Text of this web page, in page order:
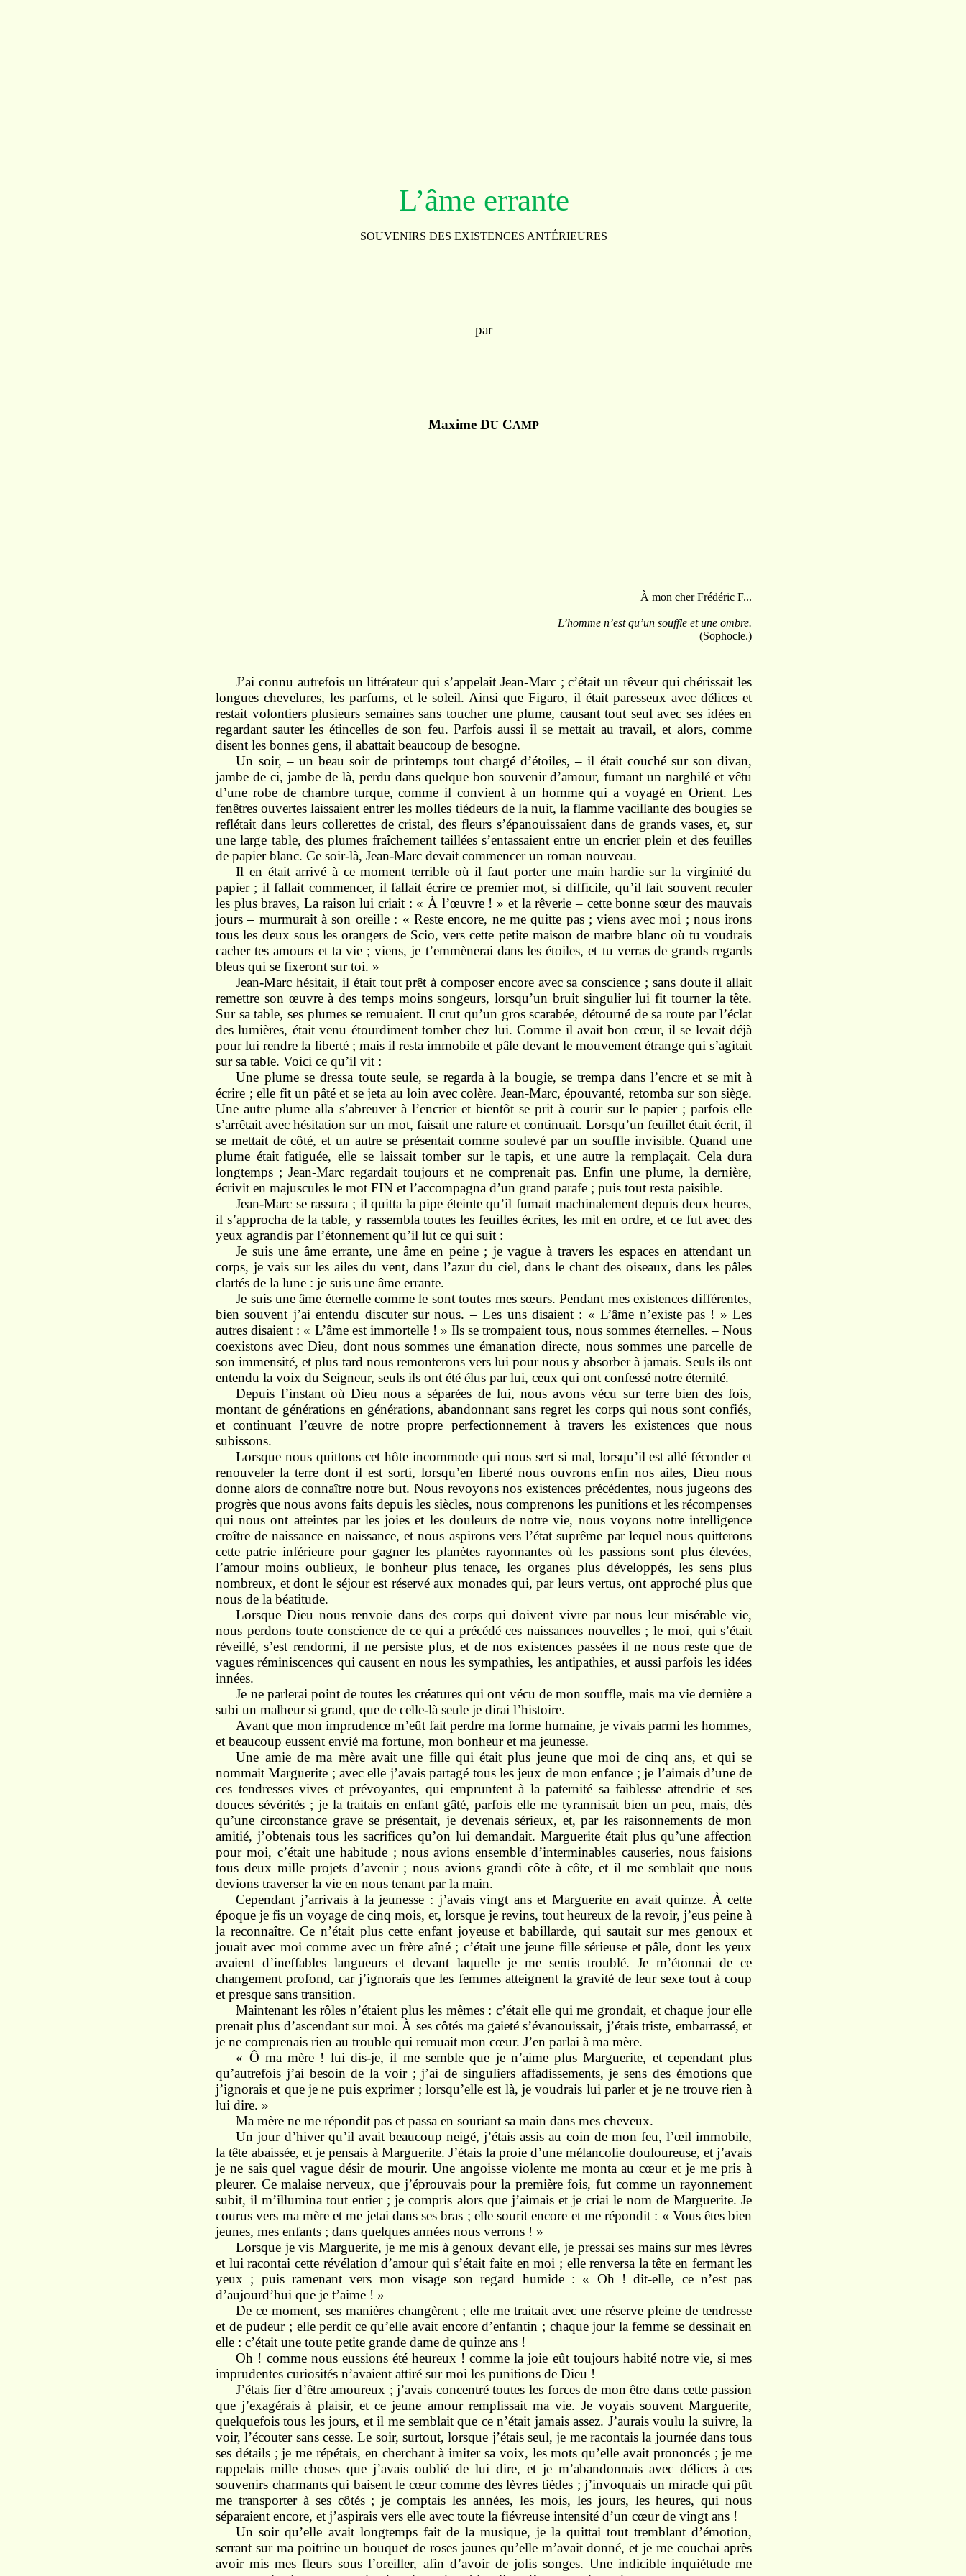
L’âme errante
SOUVENIRS DES EXISTENCES ANTÉRIEURES
par
Maxime DU CAMP
À mon cher Frédéric F...
L’homme n’est qu’un souffle et une ombre.
(Sophocle.)
J’ai connu autrefois un littérateur qui s’appelait Jean-Marc ; c’était un rêveur qui chérissait les
longues chevelures, les parfums, et le soleil. Ainsi que Figaro, il était paresseux avec délices et
restait volontiers plusieurs semaines sans toucher une plume, causant tout seul avec ses idées en
regardant sauter les étincelles de son feu. Parfois aussi il se mettait au travail, et alors, comme
disent les bonnes gens, il abattait beaucoup de besogne.
Un soir, – un beau soir de printemps tout chargé d’étoiles, – il était couché sur son divan,
jambe de ci, jambe de là, perdu dans quelque bon souvenir d’amour, fumant un narghilé et vêtu
d’une robe de chambre turque, comme il convient à un homme qui a voyagé en Orient. Les
fenêtres ouvertes laissaient entrer les molles tiédeurs de la nuit, la flamme vacillante des bougies se
reflétait dans leurs collerettes de cristal, des fleurs s’épanouissaient dans de grands vases, et, sur
une large table, des plumes fraîchement taillées s’entassaient entre un encrier plein et des feuilles
de papier blanc. Ce soir-là, Jean-Marc devait commencer un roman nouveau.
Il en était arrivé à ce moment terrible où il faut porter une main hardie sur la virginité du
papier ; il fallait commencer, il fallait écrire ce premier mot, si difficile, qu’il fait souvent reculer
les plus braves, La raison lui criait : « À l’œuvre ! » et la rêverie – cette bonne sœur des mauvais
jours – murmurait à son oreille : « Reste encore, ne me quitte pas ; viens avec moi ; nous irons
tous les deux sous les orangers de Scio, vers cette petite maison de marbre blanc où tu voudrais
cacher tes amours et ta vie ; viens, je t’emmènerai dans les étoiles, et tu verras de grands regards
bleus qui se fixeront sur toi. »
Jean-Marc hésitait, il était tout prêt à composer encore avec sa conscience ; sans doute il allait
remettre son œuvre à des temps moins songeurs, lorsqu’un bruit singulier lui fit tourner la tête.
Sur sa table, ses plumes se remuaient. Il crut qu’un gros scarabée, détourné de sa route par l’éclat
des lumières, était venu étourdiment tomber chez lui. Comme il avait bon cœur, il se levait déjà
pour lui rendre la liberté ; mais il resta immobile et pâle devant le mouvement étrange qui s’agitait
sur sa table. Voici ce qu’il vit :
Une plume se dressa toute seule, se regarda à la bougie, se trempa dans l’encre et se mit à
écrire ; elle fit un pâté et se jeta au loin avec colère. Jean-Marc, épouvanté, retomba sur son siège.
Une autre plume alla s’abreuver à l’encrier et bientôt se prit à courir sur le papier ; parfois elle
s’arrêtait avec hésitation sur un mot, faisait une rature et continuait. Lorsqu’un feuillet était écrit, il
se mettait de côté, et un autre se présentait comme soulevé par un souffle invisible. Quand une
plume était fatiguée, elle se laissait tomber sur le tapis, et une autre la remplaçait. Cela dura
longtemps ; Jean-Marc regardait toujours et ne comprenait pas. Enfin une plume, la dernière,
écrivit en majuscules le mot FIN et l’accompagna d’un grand parafe ; puis tout resta paisible.
Jean-Marc se rassura ; il quitta la pipe éteinte qu’il fumait machinalement depuis deux heures,
il s’approcha de la table, y rassembla toutes les feuilles écrites, les mit en ordre, et ce fut avec des
yeux agrandis par l’étonnement qu’il lut ce qui suit :
Je suis une âme errante, une âme en peine ; je vague à travers les espaces en attendant un
corps, je vais sur les ailes du vent, dans l’azur du ciel, dans le chant des oiseaux, dans les pâles
clartés de la lune : je suis une âme errante.
Je suis une âme éternelle comme le sont toutes mes sœurs. Pendant mes existences différentes,
bien souvent j’ai entendu discuter sur nous. – Les uns disaient : « L’âme n’existe pas ! » Les
autres disaient : « L’âme est immortelle ! » Ils se trompaient tous, nous sommes éternelles. – Nous
coexistons avec Dieu, dont nous sommes une émanation directe, nous sommes une parcelle de
son immensité, et plus tard nous remonterons vers lui pour nous y absorber à jamais. Seuls ils ont
entendu la voix du Seigneur, seuls ils ont été élus par lui, ceux qui ont confessé notre éternité.
Depuis l’instant où Dieu nous a séparées de lui, nous avons vécu sur terre bien des fois,
montant de générations en générations, abandonnant sans regret les corps qui nous sont confiés,
et continuant l’œuvre de notre propre perfectionnement à travers les existences que nous
subissons.
Lorsque nous quittons cet hôte incommode qui nous sert si mal, lorsqu’il est allé féconder et
renouveler la terre dont il est sorti, lorsqu’en liberté nous ouvrons enfin nos ailes, Dieu nous
donne alors de connaître notre but. Nous revoyons nos existences précédentes, nous jugeons des
progrès que nous avons faits depuis les siècles, nous comprenons les punitions et les récompenses
qui nous ont atteintes par les joies et les douleurs de notre vie, nous voyons notre intelligence
croître de naissance en naissance, et nous aspirons vers l’état suprême par lequel nous quitterons
cette patrie inférieure pour gagner les planètes rayonnantes où les passions sont plus élevées,
l’amour moins oublieux, le bonheur plus tenace, les organes plus développés, les sens plus
nombreux, et dont le séjour est réservé aux monades qui, par leurs vertus, ont approché plus que
nous de la béatitude.
Lorsque Dieu nous renvoie dans des corps qui doivent vivre par nous leur misérable vie,
nous perdons toute conscience de ce qui a précédé ces naissances nouvelles ; le moi, qui s’était
réveillé, s’est rendormi, il ne persiste plus, et de nos existences passées il ne nous reste que de
vagues réminiscences qui causent en nous les sympathies, les antipathies, et aussi parfois les idées
innées.
Je ne parlerai point de toutes les créatures qui ont vécu de mon souffle, mais ma vie dernière a
subi un malheur si grand, que de celle-là seule je dirai l’histoire.
Avant que mon imprudence m’eût fait perdre ma forme humaine, je vivais parmi les hommes,
et beaucoup eussent envié ma fortune, mon bonheur et ma jeunesse.
Une amie de ma mère avait une fille qui était plus jeune que moi de cinq ans, et qui se
nommait Marguerite ; avec elle j’avais partagé tous les jeux de mon enfance ; je l’aimais d’une de
ces tendresses vives et prévoyantes, qui empruntent à la paternité sa faiblesse attendrie et ses
douces sévérités ; je la traitais en enfant gâté, parfois elle me tyrannisait bien un peu, mais, dès
qu’une circonstance grave se présentait, je devenais sérieux, et, par les raisonnements de mon
amitié, j’obtenais tous les sacrifices qu’on lui demandait. Marguerite était plus qu’une affection
pour moi, c’était une habitude ; nous avions ensemble d’interminables causeries, nous faisions
tous deux mille projets d’avenir ; nous avions grandi côte à côte, et il me semblait que nous
devions traverser la vie en nous tenant par la main.
Cependant j’arrivais à la jeunesse : j’avais vingt ans et Marguerite en avait quinze. À cette
époque je fis un voyage de cinq mois, et, lorsque je revins, tout heureux de la revoir, j’eus peine à
la reconnaître. Ce n’était plus cette enfant joyeuse et babillarde, qui sautait sur mes genoux et
jouait avec moi comme avec un frère aîné ; c’était une jeune fille sérieuse et pâle, dont les yeux
avaient d’ineffables langueurs et devant laquelle je me sentis troublé. Je m’étonnai de ce
changement profond, car j’ignorais que les femmes atteignent la gravité de leur sexe tout à coup
et presque sans transition.
Maintenant les rôles n’étaient plus les mêmes : c’était elle qui me grondait, et chaque jour elle
prenait plus d’ascendant sur moi. À ses côtés ma gaieté s’évanouissait, j’étais triste, embarrassé, et
je ne comprenais rien au trouble qui remuait mon cœur. J’en parlai à ma mère.
« Ô ma mère ! lui dis-je, il me semble que je n’aime plus Marguerite, et cependant plus
qu’autrefois j’ai besoin de la voir ; j’ai de singuliers affadissements, je sens des émotions que
j’ignorais et que je ne puis exprimer ; lorsqu’elle est là, je voudrais lui parler et je ne trouve rien à
lui dire. »
Ma mère ne me répondit pas et passa en souriant sa main dans mes cheveux.
Un jour d’hiver qu’il avait beaucoup neigé, j’étais assis au coin de mon feu, l’œil immobile,
la tête abaissée, et je pensais à Marguerite. J’étais la proie d’une mélancolie douloureuse, et j’avais
je ne sais quel vague désir de mourir. Une angoisse violente me monta au cœur et je me pris à
pleurer. Ce malaise nerveux, que j’éprouvais pour la première fois, fut comme un rayonnement
subit, il m’illumina tout entier ; je compris alors que j’aimais et je criai le nom de Marguerite. Je
courus vers ma mère et me jetai dans ses bras ; elle sourit encore et me répondit : « Vous êtes bien
jeunes, mes enfants ; dans quelques années nous verrons ! »
Lorsque je vis Marguerite, je me mis à genoux devant elle, je pressai ses mains sur mes lèvres
et lui racontai cette révélation d’amour qui s’était faite en moi ; elle renversa la tête en fermant les
yeux ; puis ramenant vers mon visage son regard humide : « Oh ! dit-elle, ce n’est pas
d’aujourd’hui que je t’aime ! »
De ce moment, ses manières changèrent ; elle me traitait avec une réserve pleine de tendresse
et de pudeur ; elle perdit ce qu’elle avait encore d’enfantin ; chaque jour la femme se dessinait en
elle : c’était une toute petite grande dame de quinze ans !
Oh ! comme nous eussions été heureux ! comme la joie eût toujours habité notre vie, si mes
imprudentes curiosités n’avaient attiré sur moi les punitions de Dieu !
J’étais fier d’être amoureux ; j’avais concentré toutes les forces de mon être dans cette passion
que j’exagérais à plaisir, et ce jeune amour remplissait ma vie. Je voyais souvent Marguerite,
quelquefois tous les jours, et il me semblait que ce n’était jamais assez. J’aurais voulu la suivre, la
voir, l’écouter sans cesse. Le soir, surtout, lorsque j’étais seul, je me racontais la journée dans tous
ses détails ; je me répétais, en cherchant à imiter sa voix, les mots qu’elle avait prononcés ; je me
rappelais mille choses que j’avais oublié de lui dire, et je m’abandonnais avec délices à ces
souvenirs charmants qui baisent le cœur comme des lèvres tièdes ; j’invoquais un miracle qui pût
me transporter à ses côtés ; je comptais les années, les mois, les jours, les heures, qui nous
séparaient encore, et j’aspirais vers elle avec toute la fiévreuse intensité d’un cœur de vingt ans !
Un soir qu’elle avait longtemps fait de la musique, je la quittai tout tremblant d’émotion,
serrant sur ma poitrine un bouquet de roses jaunes qu’elle m’avait donné, et je me couchai après
avoir mis mes fleurs sous l’oreiller, afin d’avoir de jolis songes. Une indicible inquiétude me